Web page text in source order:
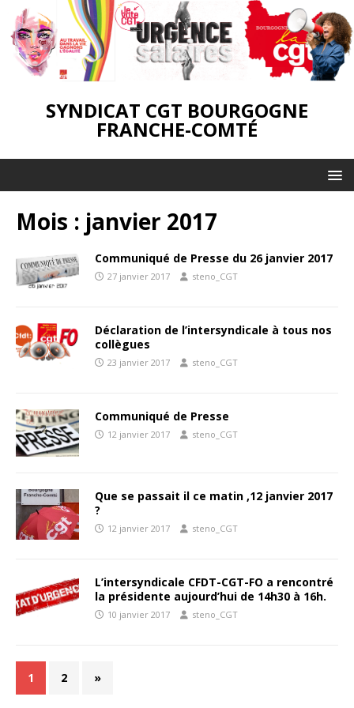
SYNDICAT CGT BOURGOGNE
FRANCHE-COMTÉ
Mois : janvier 2017
Communiqué de Presse du 26 janvier 2017
27 janvier 2017 steno_CGT
Déclaration de l’intersyndicale à tous nos
collègues
23 janvier 2017 steno_CGT
Communiqué de Presse
12 janvier 2017 steno_CGT
Que se passait il ce matin ,12 janvier 2017
?
12 janvier 2017 steno_CGT
L’intersyndicale CFDT-CGT-FO a rencontré
la présidente aujourd’hui de 14h30 à 16h.
10 janvier 2017 steno_CGT
1 2 »